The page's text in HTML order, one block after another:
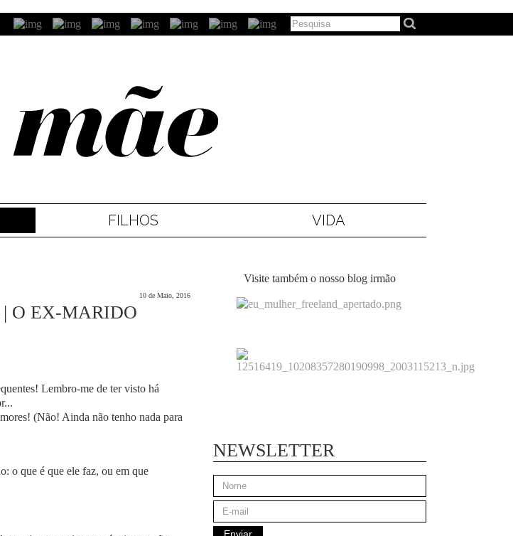
FILHOS VIDA
10 de Maio, 2016
O EX-MARIDO
Lembro-me de ter visto há
(Não! Ainda não tenho nada para
o que é que ele faz, ou em que
Visite também o nosso blog irmão
NEWSLETTER